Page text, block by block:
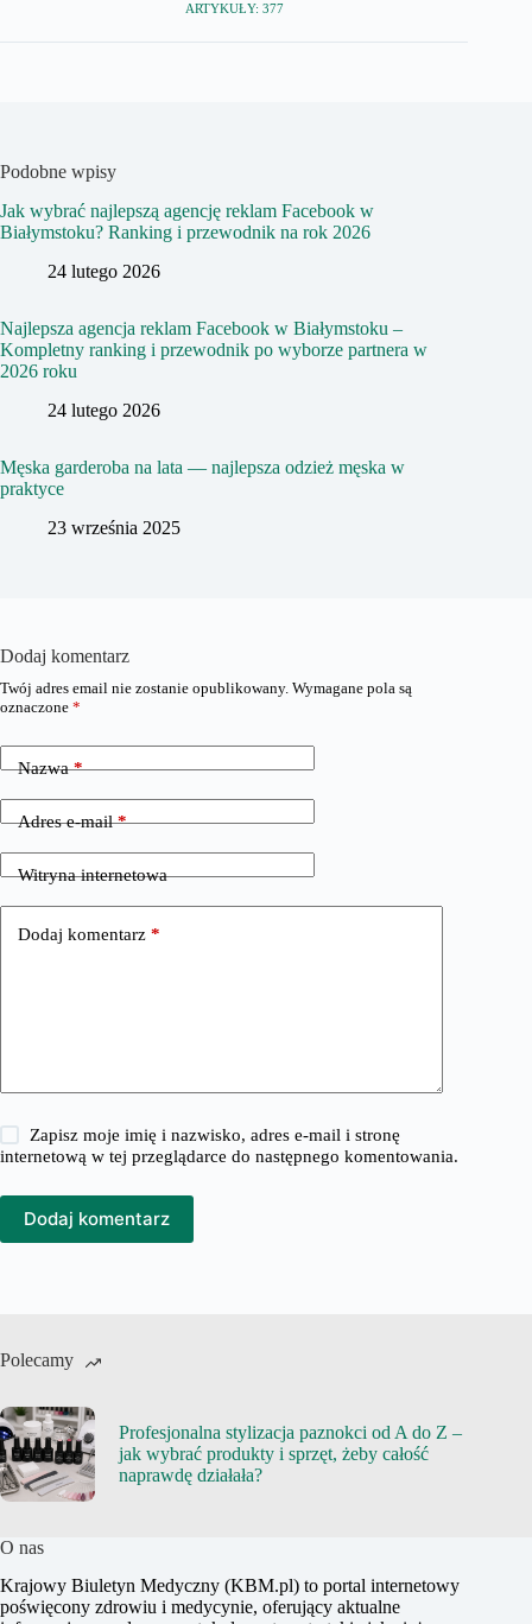
ARTYKUŁY: 377
Podobne wpisy
Jak wybrać najlepszą agencję reklam Facebook w
Białymstoku? Ranking i przewodnik na rok 2026
24 lutego 2026
Najlepsza agencja reklam Facebook w Białymstoku –
Kompletny ranking i przewodnik po wyborze partnera w
2026 roku
24 lutego 2026
Męska garderoba na lata — najlepsza odzież męska w
praktyce
23 września 2025
Dodaj komentarz
Twój adres email nie zostanie opublikowany. Wymagane pola są
oznaczone *
Nazwa*
Adres e-mail*
Witryna internetowa
Dodaj komentarz *
Zapisz moje imię i nazwisko, adres e-mail i stronę
internetową w tej przeglądarce do następnego komentowania.
Dodaj komentarz
Polecamy
Profesjonalna stylizacja paznokci od A do Z –
jak wybrać produkty i sprzęt, żeby całość
naprawdę działała?
O nas
Krajowy Biuletyn Medyczny (KBM.pl) to portal internetowy
poświęcony zdrowiu i medycynie, oferujący aktualne